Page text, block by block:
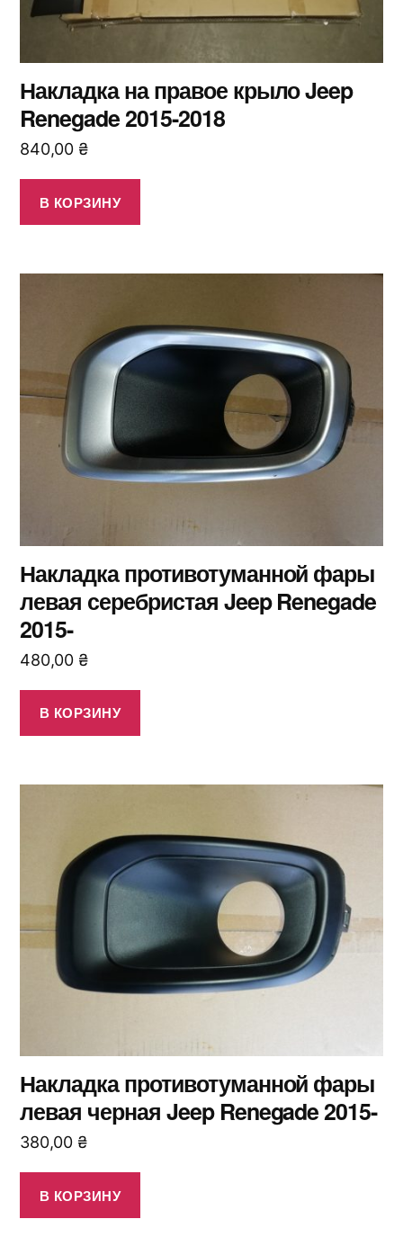
Накладка на правое крыло Jeep
Renegade 2015-2018
840,00 ₴
В КОРЗИНУ
Накладка противотуманной фары
левая серебристая Jeep Renegade
2015-
480,00 ₴
В КОРЗИНУ
Накладка противотуманной фары
левая черная Jeep Renegade 2015-
380,00 ₴
В КОРЗИНУ